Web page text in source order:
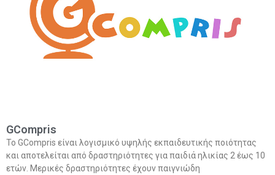
GCompris
Το GCompris είναι λογισμικό υψηλής εκπαιδευτικής ποιότητας
και αποτελείται από δραστηριότητες για παιδιά ηλικίας 2 έως 10
ετών. Μερικές δραστηριότητες έχουν παιγνιώδη